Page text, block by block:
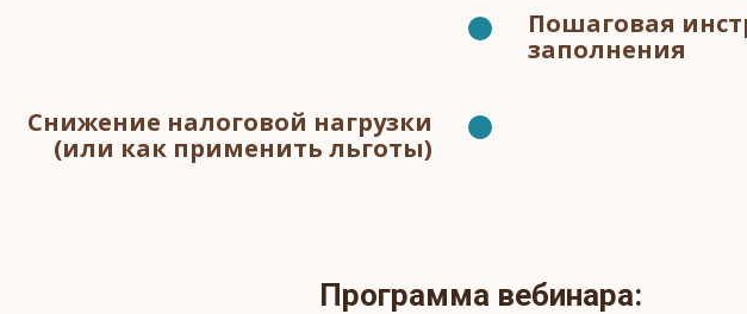
Пошаговая
заполнения
Снижение налоговой нагрузки
(или как применить льготы)
Программа вебинара: